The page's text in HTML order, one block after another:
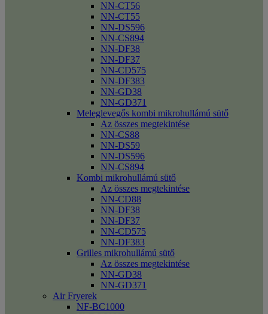
NN-CT56
NN-CT55
NN-DS596
NN-CS894
NN-DF38
NN-DF37
NN-CD575
NN-DF383
NN-GD38
NN-GD371
Meleglevegős kombi mikrohullámú sütő
Az összes megtekintése
NN-CS88
NN-DS59
NN-DS596
NN-CS894
Kombi mikrohullámú sütő
Az összes megtekintése
NN-CD88
NN-DF38
NN-DF37
NN-CD575
NN-DF383
Grilles mikrohullámú sütő
Az összes megtekintése
NN-GD38
NN-GD371
Air Fryerek
NF-BC1000